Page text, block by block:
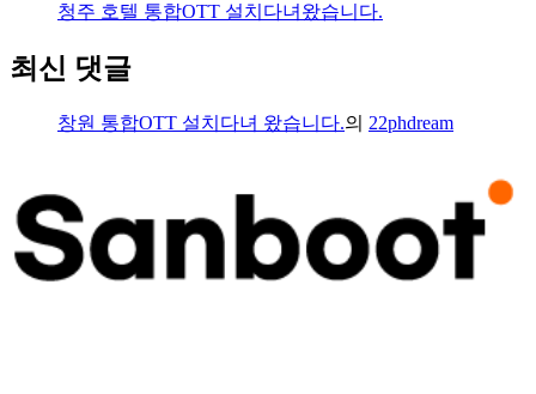
청주 호텔 통합OTT 설치다녀왔습니다.
최신 댓글
창원 통합OTT 설치다녀 왔습니다.의 22phdream